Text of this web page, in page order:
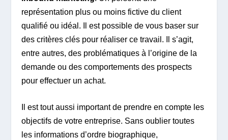
représentation plus ou moins fictive du client
qualifié ou idéal. Il est possible de vous baser sur
des critères clés pour réaliser ce travail. Il s’agit,
entre autres, des problématiques à l’origine de la
demande ou des comportements des prospects
pour effectuer un achat.
Il est tout aussi important de prendre en compte les
objectifs de votre entreprise. Sans oublier toutes
les informations d’ordre biographique,